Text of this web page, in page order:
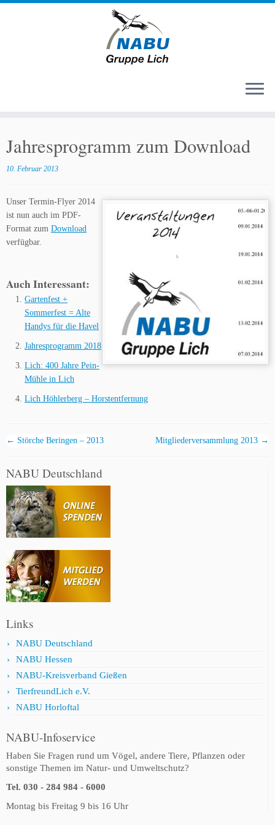
springen
Jahresprogramm zum Download
10. Februar 2013
Unser Termin-Flyer 2014
ist nun auch im PDF-
Format zum Download
verfügbar.
Auch Interessant:
Gartenfest +
Sommerfest = Alte
Handys für die Havel
Jahresprogramm 2018
Lich: 400 Jahre Pein-
Mühle in Lich
Lich Höhlerberg – Horstentfernung
← Störche Beringen – 2013 Mitgliederversammlung 2013 →
NABU Deutschland
Links
NABU Deutschland
NABU Hessen
NABU-Kreisverband Gießen
TierfreundLich e.V.
NABU Horloftal
NABU-Infoservice
Haben Sie Fragen rund um Vögel, andere Tiere, Pflanzen oder
sonstige Themen im Natur- und Umweltschutz?
Tel. 030 - 284 984 - 6000
Montag bis Freitag 9 bis 16 Uhr